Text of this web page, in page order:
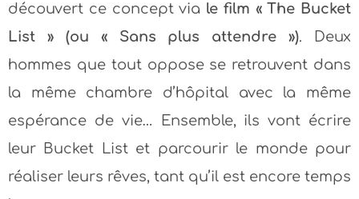
découvert ce concept via le film « The Bucket
List » (ou « Sans plus attendre »). Deux
hommes que tout oppose se retrouvent dans
la même chambre d’hôpital avec la même
espérance de vie… Ensemble, ils vont écrire
leur Bucket List et parcourir le monde pour
réaliser leurs rêves, tant qu’il est encore temps